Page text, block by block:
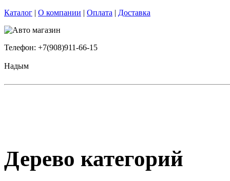
Каталог | О компании | Оплата | Доставка
Телефон: +7(908)911-66-15
Надым
Дерево категорий